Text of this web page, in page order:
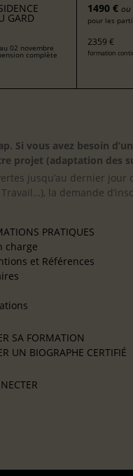
GARD
02 novembre
complète
1490 € ou
pour les
2359 €
formation
Si vous avez besoin
projet (adaptation des
jusqu’au dernier
la demande
PRATIQUES
charge
et Références
SA FORMATION
UN BIOGRAPHE CERTIFIÉ